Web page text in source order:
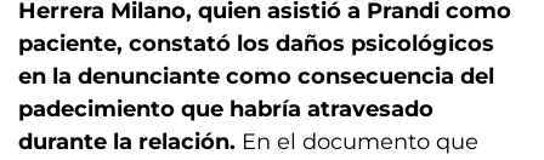
Herrera Milano, quien asistió a Prandi como
paciente, constató los daños psicológicos
en la denunciante como consecuencia del
padecimiento que habría atravesado
durante la relación. En el documento que